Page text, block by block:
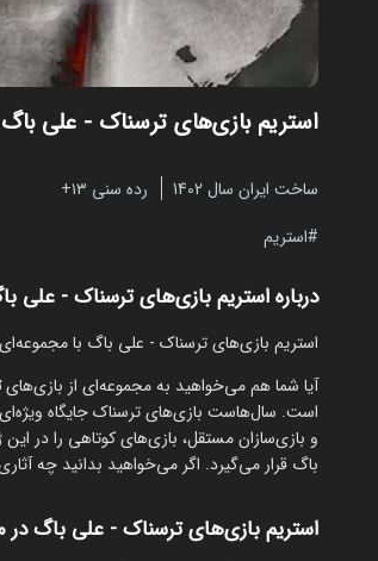
استریم بازی‌های ترسناک - علی باگ
ساخت ایران سال 1402
رده سنی ۱۳+
استریم
درباره استریم بازی‌های ترسناک - علی
استریم بازی‌های ترسناک - علی باگ با
آیا شما هم می‌خواهید به مجموعه‌ای از بازی‌های
است. سال‌هاست بازی‌های ترسناک جایگاه
و بازی‌سازان مستقل، بازی‌های کوتاهی را در
باگ قرار می‌گیرد. اگر می‌خواهید بدانید چه آثاری
استریم بازی‌های ترسناک - علی باگ